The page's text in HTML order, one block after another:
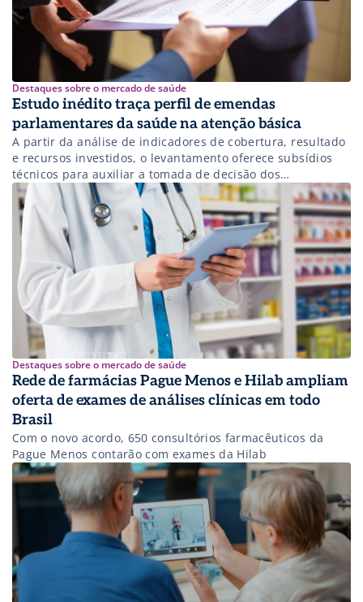
Destaques sobre o mercado de saúde
Estudo inédito traça perfil de emendas
parlamentares da saúde na atenção básica
A partir da análise de indicadores de cobertura, resultado
e recursos investidos, o levantamento oferece subsídios
técnicos para auxiliar a tomada de decisão dos
parlamentares
Destaques sobre o mercado de saúde
Rede de farmácias Pague Menos e Hilab ampliam
oferta de exames de análises clínicas em todo
Brasil
Com o novo acordo, 650 consultórios farmacêuticos da
Pague Menos contarão com exames da Hilab